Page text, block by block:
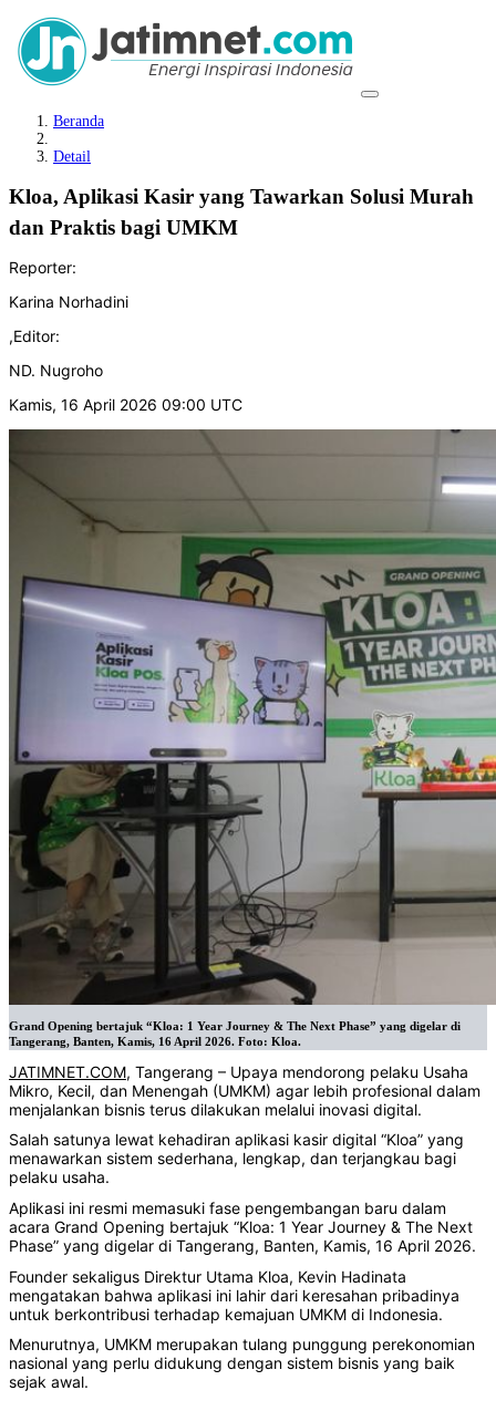
Beranda
Detail
Kloa, Aplikasi Kasir yang Tawarkan Solusi Murah
dan Praktis bagi UMKM
Reporter:
Karina Norhadini
,Editor:
ND. Nugroho
Kamis, 16 April 2026 09:00 UTC
Grand Opening bertajuk “Kloa: 1 Year Journey & The Next Phase” yang digelar di
Tangerang, Banten, Kamis, 16 April 2026. Foto: Kloa.
JATIMNET.COM, Tangerang – Upaya mendorong pelaku Usaha
Mikro, Kecil, dan Menengah (UMKM) agar lebih profesional dalam
menjalankan bisnis terus dilakukan melalui inovasi digital.
Salah satunya lewat kehadiran aplikasi kasir digital “Kloa” yang
menawarkan sistem sederhana, lengkap, dan terjangkau bagi
pelaku usaha.
Aplikasi ini resmi memasuki fase pengembangan baru dalam
acara Grand Opening bertajuk “Kloa: 1 Year Journey & The Next
Phase” yang digelar di Tangerang, Banten, Kamis, 16 April 2026.
Founder sekaligus Direktur Utama Kloa, Kevin Hadinata
mengatakan bahwa aplikasi ini lahir dari keresahan pribadinya
untuk berkontribusi terhadap kemajuan UMKM di Indonesia.
Menurutnya, UMKM merupakan tulang punggung perekonomian
nasional yang perlu didukung dengan sistem bisnis yang baik
sejak awal.